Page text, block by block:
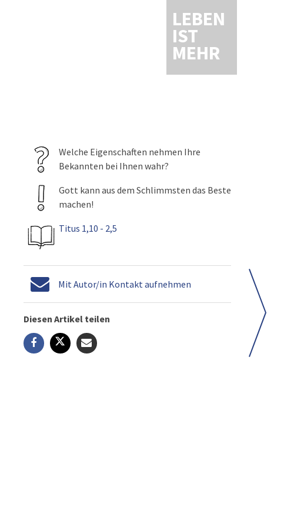
LEBEN
IST
MEHR
Welche Eigenschaften nehmen Ihre
Bekannten bei Ihnen wahr?
Gott kann aus dem Schlimmsten das Beste
machen!
Titus 1,10 - 2,5
Mit Autor/in Kontakt aufnehmen
Diesen Artikel teilen